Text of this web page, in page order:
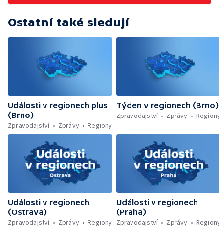
Nový seriál pro děti
Ostatní také sledují
Události v regionech plus
(Brno)
Zpravodajství
Zprávy Regiony
Týden v regionech (Brno)
Zpravodajství
Zprávy
Události v regionech
(Ostrava)
Zpravodajství
Zprávy Regiony
Události v regionech
(Praha)
Zpravodajství
Zprávy